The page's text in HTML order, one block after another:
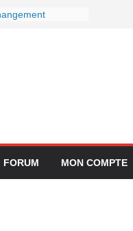
FORUM MON COMPTE